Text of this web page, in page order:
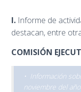
I. Informe de
destacan, entre
COMISIÓN
• Información
noviembre del